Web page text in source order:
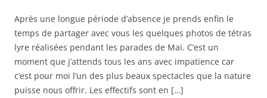
Après une longue période d’absence je prends enfin le
temps de partager avec vous les quelques photos de tétras
lyre réalisées pendant les parades de Mai. C’est un
moment que j’attends tous les ans avec impatience car
c’est pour moi l’un des plus beaux spectacles que la nature
puisse nous offrir. Les effectifs sont en […]